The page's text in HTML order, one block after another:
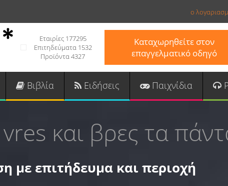
ο
Εταιρίες 177295
Επιτηδεύματα 1532
Προϊόντα 4327
Καταχωρηθείτε στον
επαγγελματικό οδηγό
Βιβλία Ειδήσεις Παιχνίδια
και βρες τα
με επιτήδευμα και περιοχή